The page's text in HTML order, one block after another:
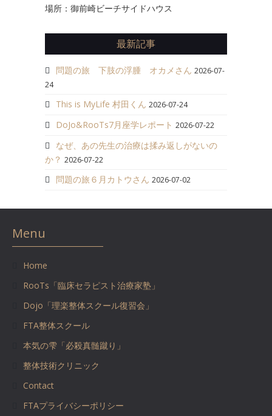
場所：御前崎ビーチサイドハウス
最新記事
問題の旅 下肢の浮腫 オカメさん 2026-07-
24
This is MyLife 村田くん 2026-07-24
DoJo&RooTs7月座学レポート 2026-07-22
なぜ、あの先生の治療は揉み返しがないの
か？ 2026-07-22
問題の旅６月カトウさん 2026-07-02
Menu
Home
RooTs「臨床セラピスト治療家塾」
Dojo「理楽整体スクール復習会」
FTA整体スクール
本気の雫「必殺真髄蹴り」
整体技術クリニック
Contact
FTAプライバシーポリシー